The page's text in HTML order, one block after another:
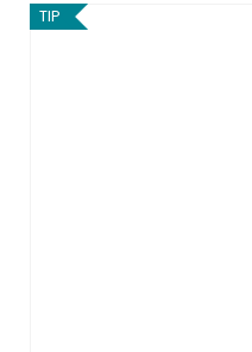
TIP